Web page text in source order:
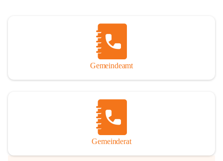
Gemeindeamt
Gemeinderat